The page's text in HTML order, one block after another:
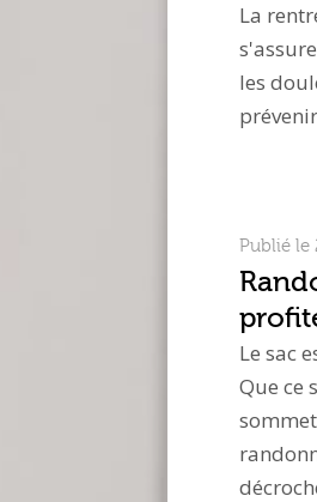
La
les
Publié le
Le sac
Que ce